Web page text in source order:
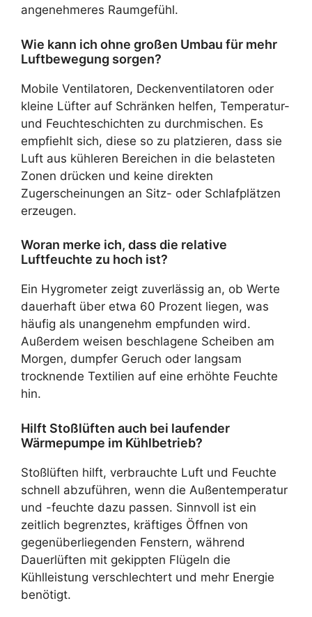
angenehmeres Raumgefühl.
Wie kann ich ohne großen Umbau für mehr
Luftbewegung sorgen?
Mobile Ventilatoren, Deckenventilatoren oder
kleine Lüfter auf Schränken helfen, Temperatur-
und Feuchteschichten zu durchmischen. Es
empfiehlt sich, diese so zu platzieren, dass sie
Luft aus kühleren Bereichen in die belasteten
Zonen drücken und keine direkten
Zugerscheinungen an Sitz- oder Schlafplätzen
erzeugen.
Woran merke ich, dass die relative
Luftfeuchte zu hoch ist?
Ein Hygrometer zeigt zuverlässig an, ob Werte
dauerhaft über etwa 60 Prozent liegen, was
häufig als unangenehm empfunden wird.
Außerdem weisen beschlagene Scheiben am
Morgen, dumpfer Geruch oder langsam
trocknende Textilien auf eine erhöhte Feuchte
hin.
Hilft Stoßlüften auch bei laufender
Wärmepumpe im Kühlbetrieb?
Stoßlüften hilft, verbrauchte Luft und Feuchte
schnell abzuführen, wenn die Außentemperatur
und -feuchte dazu passen. Sinnvoll ist ein
zeitlich begrenztes, kräftiges Öffnen von
gegenüberliegenden Fenstern, während
Dauerlüften mit gekippten Flügeln die
Kühlleistung verschlechtert und mehr Energie
benötigt.